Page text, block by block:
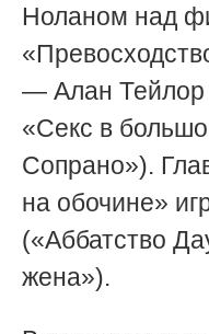
Ноланом над
— Алан Тейлор
«Секс в
Сопрано»).
на обочине»
(«Аббатство
жена»).